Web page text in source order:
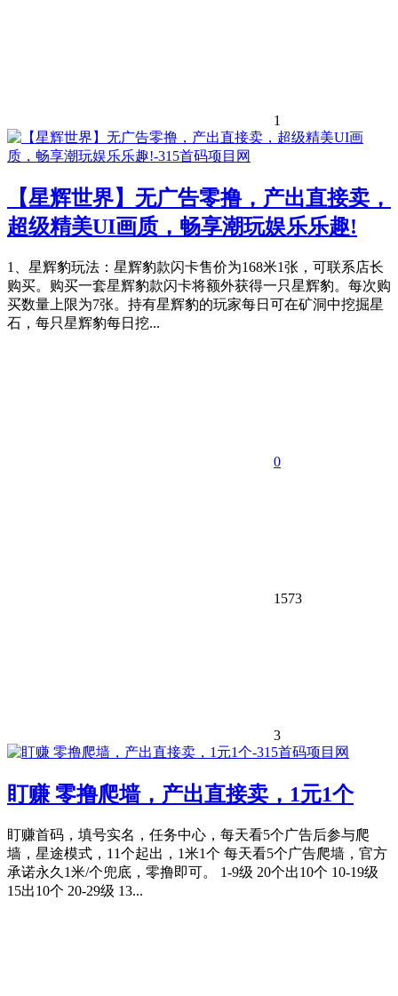
1
【星辉世界】无广告零撸，产出直接卖，
超级精美UI画质，畅享潮玩娱乐乐趣!
1、星辉豹玩法：星辉豹款闪卡售价为168米1张，可联系店长
购买。购买一套星辉豹款闪卡将额外获得一只星辉豹。每次购
买数量上限为7张。持有星辉豹的玩家每日可在矿洞中挖掘星
石，每只星辉豹每日挖...
0
1573
3
盯赚 零撸爬墙，产出直接卖，1元1个
盯赚首码，填号实名，任务中心，每天看5个广告后参与爬
墙，星途模式，11个起出，1米1个 每天看5个广告爬墙，官方
承诺永久1米/个兜底，零撸即可。 1-9级 20个出10个 10-19级
15出10个 20-29级 13...